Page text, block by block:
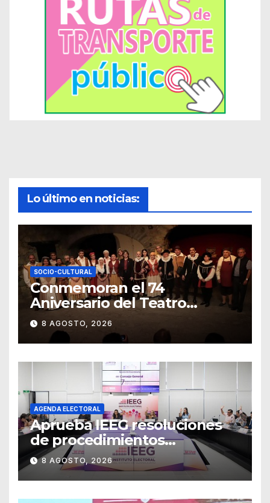
Lo último en noticias:
SOCIO-CULTURAL
Conmemoran el 74
Aniversario del Teatro
Universitario con una
representación del
“Retablillo jovial”
8 AGOSTO, 2026
AGENDA ELECTORAL
Aprueba IEEG resoluciones
de procedimientos
sancionadores
8 AGOSTO, 2026